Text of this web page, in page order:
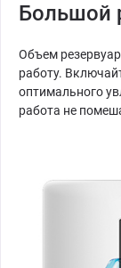
Большой
Объем
работу.
оптимального
работа не